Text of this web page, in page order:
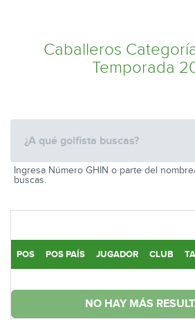
Caballeros
Temporada
Ingresa Número GHIN o parte del
buscas.
POS POS PAÍS JUGADOR CLUB
NO HAY MÁS